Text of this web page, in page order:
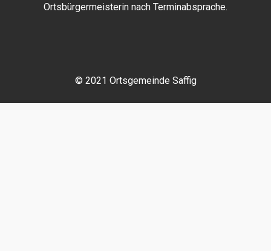
Ortsbürgermeisterin nach Terminabsprache.
© 2021 Ortsgemeinde Saffig